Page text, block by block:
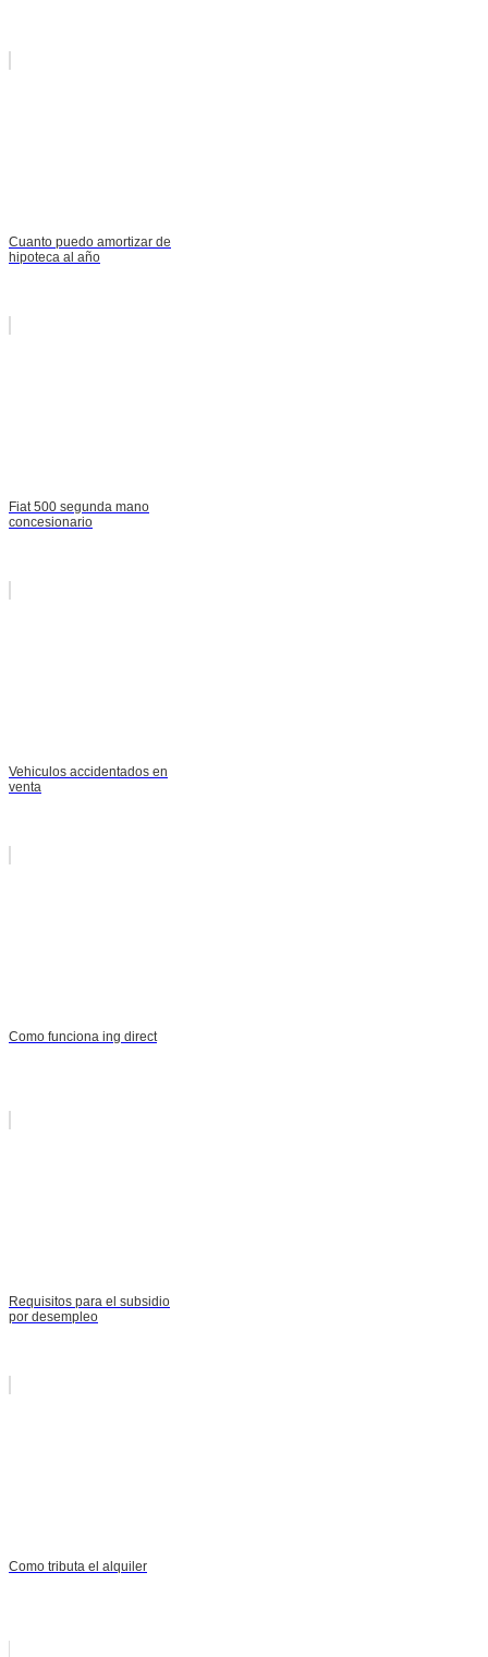
Cuanto puedo amortizar de
hipoteca al año
Fiat 500 segunda mano
concesionario
Vehiculos accidentados en
venta
Como funciona ing direct
Requisitos para el subsidio
por desempleo
Como tributa el alquiler